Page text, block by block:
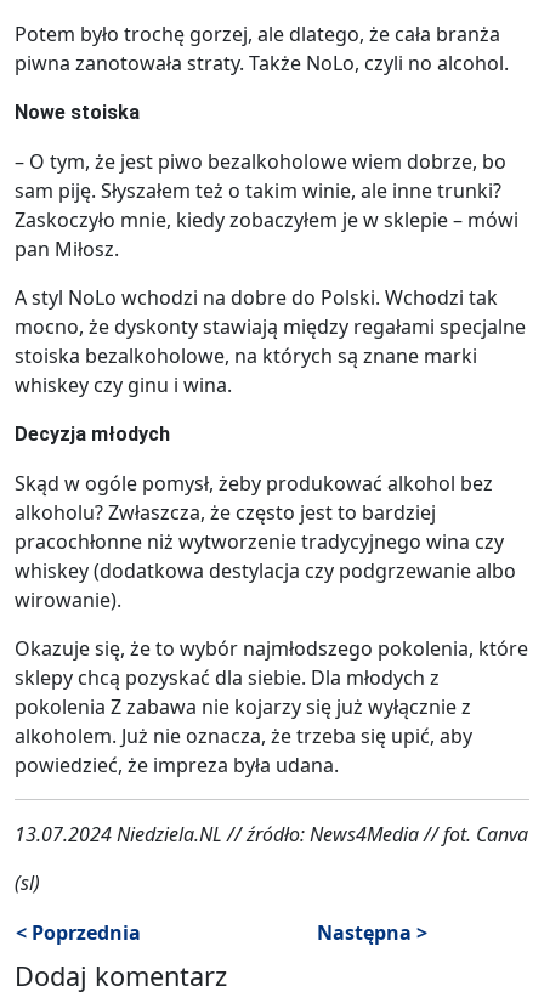
Potem było trochę gorzej, ale dlatego, że cała branża
piwna zanotowała straty. Także NoLo, czyli no alcohol.
Nowe stoiska
– O tym, że jest piwo bezalkoholowe wiem dobrze, bo
sam piję. Słyszałem też o takim winie, ale inne trunki?
Zaskoczyło mnie, kiedy zobaczyłem je w sklepie – mówi
pan Miłosz.
A styl NoLo wchodzi na dobre do Polski. Wchodzi tak
mocno, że dyskonty stawiają między regałami specjalne
stoiska bezalkoholowe, na których są znane marki
whiskey czy ginu i wina.
Decyzja młodych
Skąd w ogóle pomysł, żeby produkować alkohol bez
alkoholu? Zwłaszcza, że często jest to bardziej
pracochłonne niż wytworzenie tradycyjnego wina czy
whiskey (dodatkowa destylacja czy podgrzewanie albo
wirowanie).
Okazuje się, że to wybór najmłodszego pokolenia, które
sklepy chcą pozyskać dla siebie. Dla młodych z
pokolenia Z zabawa nie kojarzy się już wyłącznie z
alkoholem. Już nie oznacza, że trzeba się upić, aby
powiedzieć, że impreza była udana.
13.07.2024 Niedziela.NL // źródło: News4Media // fot. Canva
(sl)
< Poprzednia
Następna >
Dodaj komentarz